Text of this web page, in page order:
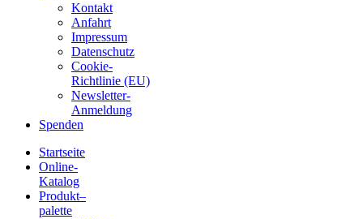
Kontakt
Anfahrt
Impressum
Datenschutz
Cookie-
Richtlinie (EU)
Newsletter-
Anmeldung
Spenden
Blindenschrift-
Verlag
Startseite
Online-
Katalog
Produkt–
palette